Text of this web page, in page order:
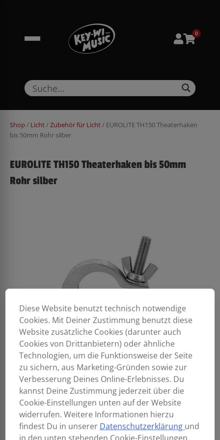
0
Shop/ Licht/Zubehör für Licht/ EUROLITE TH150 Theaterhaken
bis 50mm Rohr silber
EUROLITE TH150 Theaterhaken bis 50mm
Rohr silber
Diese Website benutzt technisch notwendige
Cookies. Mit Deiner Zustimmung benutzt diese
Website zusätzliche Cookies (darunter auch
Cookies von Drittanbietern) oder ähnliche
Technologien, um die Funktionsweise der Seite
zu sichern, aus Marketing-Gründen sowie zur
Verbesserung Deines Online-Erlebnisses. Du
kannst Deine Zustimmung jederzeit über die
Cookie-Einstellungen unten auf der Website
widerrufen. Weitere Informationen hierzu
findest Du in unserer Datenschutzerklärung und